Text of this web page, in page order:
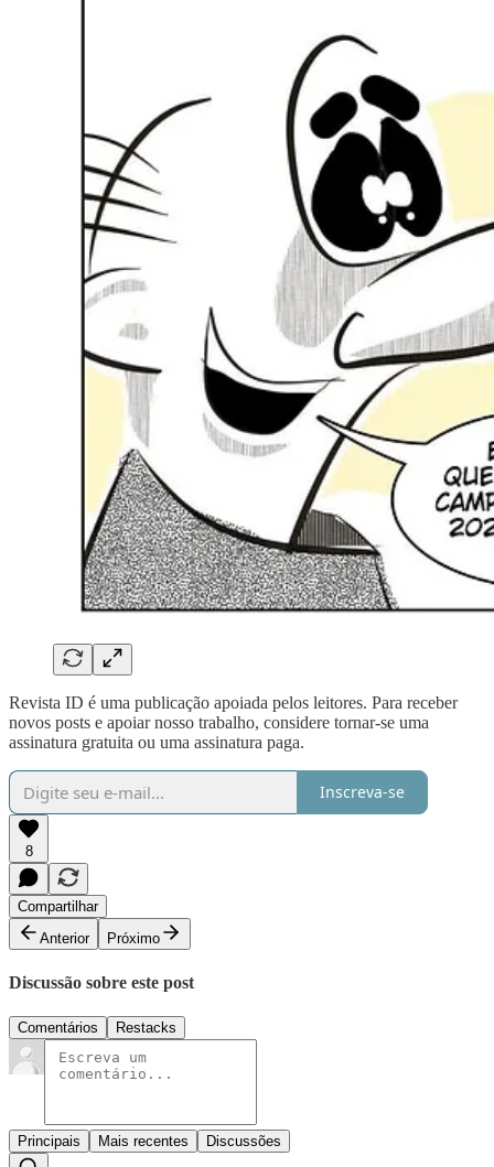
Revista ID é uma publicação apoiada pelos leitores. Para receber
novos posts e apoiar nosso trabalho, considere tornar-se uma
assinatura gratuita ou uma assinatura paga.
Inscreva-se
8
Compartilhar
Anterior
Próximo
Discussão sobre este post
Comentários Restacks
Principais Mais recentes Discussões